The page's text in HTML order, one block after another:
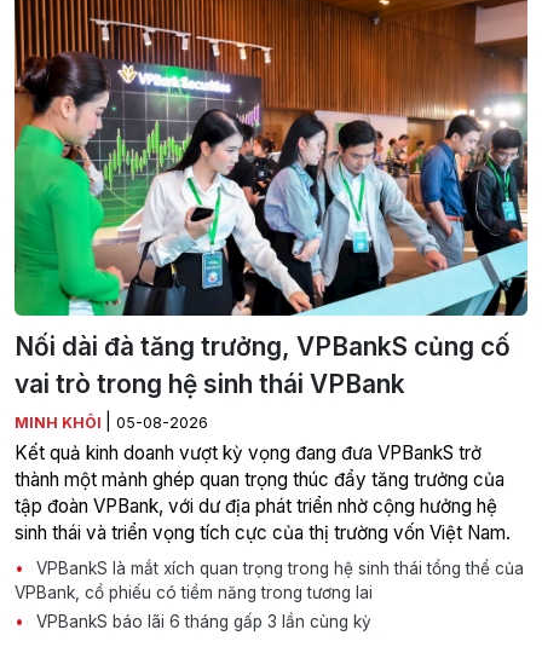
Nối dài đà tăng trưởng, VPBankS củng cố
vai trò trong hệ sinh thái VPBank
MINH KHÔI 05-08-2026
Kết quả kinh doanh vượt kỳ vọng đang đưa VPBankS trở
thành một mảnh ghép quan trọng thúc đẩy tăng trưởng của
tập đoàn VPBank, với dư địa phát triển nhờ cộng hưởng hệ
sinh thái và triển vọng tích cực của thị trường vốn Việt Nam.
VPBankS là mắt xích quan trọng trong hệ sinh thái tổng thể của
VPBank, cổ phiếu có tiềm năng trong tương lai
VPBankS báo lãi 6 tháng gấp 3 lần cùng kỳ